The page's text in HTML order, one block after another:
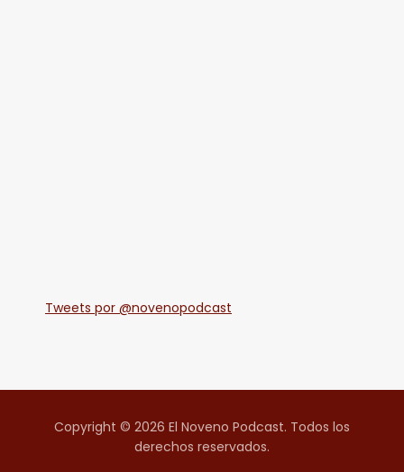
Tweets por @novenopodcast
Copyright © 2026 El Noveno Podcast. Todos los
derechos reservados.